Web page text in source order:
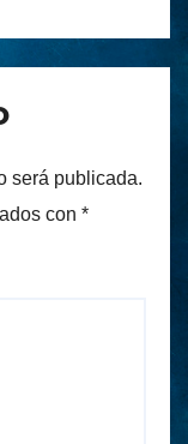
será publicada.
con *